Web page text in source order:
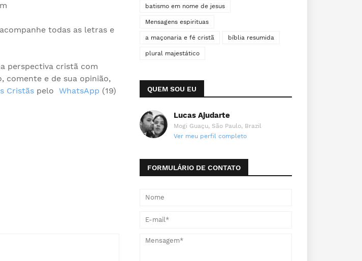
todas as letras e
perspectiva cristã com
comente e de sua opinião,
Cristãspelo WhatsApp (19)
batismo em nome de jesus
Mensagens espirituas
a maçonaria e fé cristã bíblia resumida
plural majestático
QUEM SOU EU
Lucas Ajudarte
Mogi Guaçu, São Paulo, Brazil
Ver meu perfil completo
FORMULÁRIO DE CONTATO